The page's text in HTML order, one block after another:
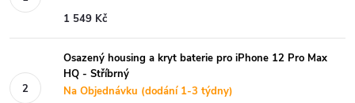
1 549 Kč
Osazený housing a kryt baterie pro iPhone 12 Pro Max
HQ - Stříbrný
Na Objednávku (dodání 1-3 týdny)